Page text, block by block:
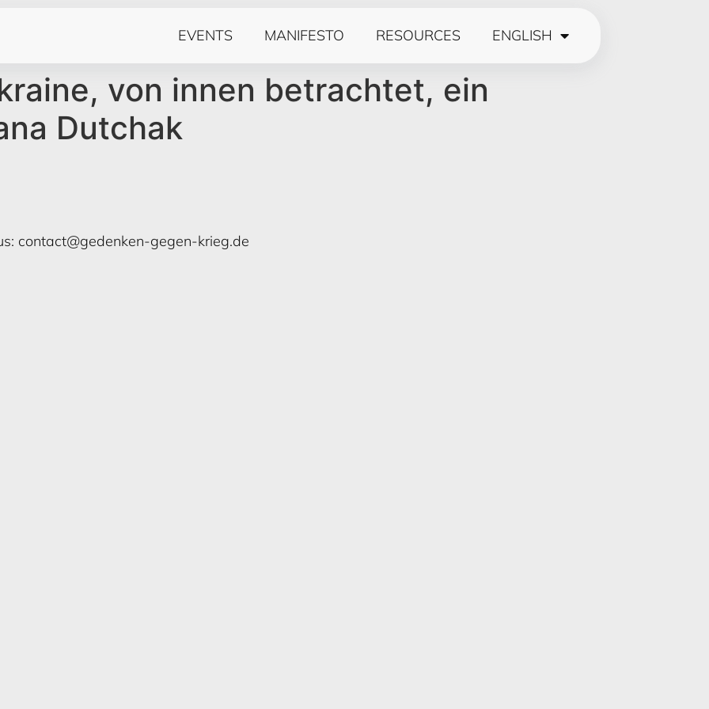
EVENTS MANIFESTO RESOURCES ENGLISH
von innen betrachtet, ein
Dutchak
contact@gedenken-gegen-krieg.de